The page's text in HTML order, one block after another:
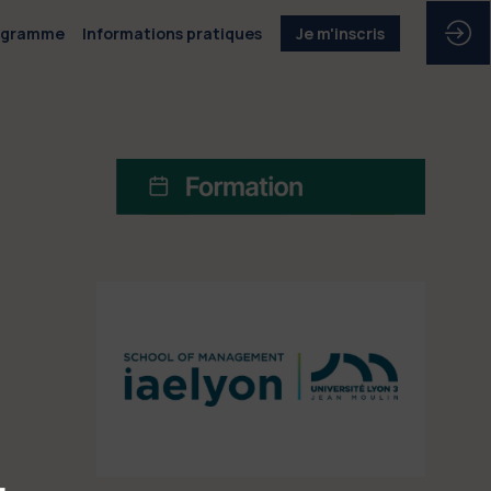
Informations pratiques Je m'inscris